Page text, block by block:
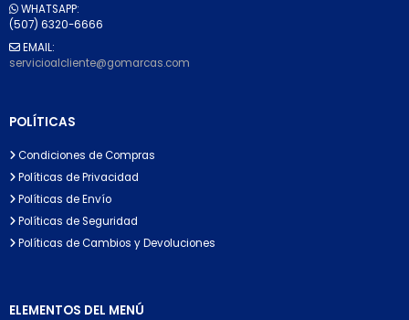
WHATSAPP:
(507) 6320-6666
EMAIL:
servicioalcliente@gomarcas.com
POLÍTICAS
Condiciones de Compras
Políticas de Privacidad
Políticas de Envío
Políticas de Seguridad
Políticas de Cambios y Devoluciones
ELEMENTOS DEL MENÚ